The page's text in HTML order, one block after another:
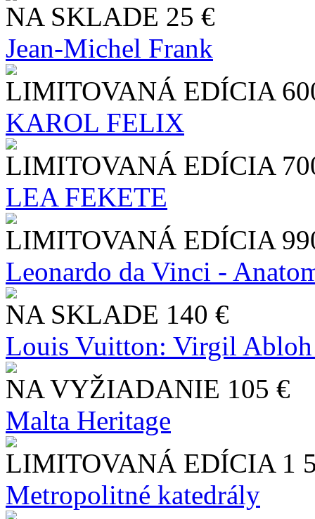
NA SKLADE 25 €
Jean-Michel Frank
LIMITOVANÁ EDÍCIA
KAROL FELIX
LIMITOVANÁ EDÍCIA
LEA FEKETE
LIMITOVANÁ EDÍCIA
Leonardo da Vinci -
NA SKLADE 140 €
Louis Vuitton: Virgil
NA VYŽIADANIE 105 €
Malta Heritage
LIMITOVANÁ EDÍCIA 1
Metropolitné katedrály